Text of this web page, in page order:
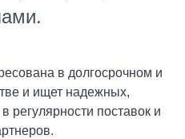
в долгосрочном и
и ищет надежных,
регулярности поставок и